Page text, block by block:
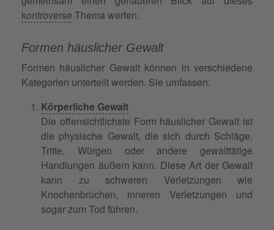
kontroverse Thema werfen.
Formen häuslicher Gewalt
Formen häuslicher Gewalt können in verschiedene
Kategorien unterteilt werden. Sie umfassen:
Körperliche Gewalt
Die offensichtlichste Form häuslicher Gewalt ist
die physische Gewalt, die sich durch Schläge,
Tritte, Würgen oder andere gewalttätige
Handlungen äußern kann. Diese Art der Gewalt
kann zu schweren Verletzungen wie
Knochenbrüchen, inneren Verletzungen und
sogar zum Tod führen.